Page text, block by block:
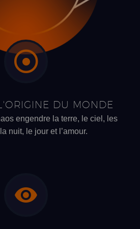
DU MONDE
engendre la terre, le ciel, les
nuit, le jour et l’amour.